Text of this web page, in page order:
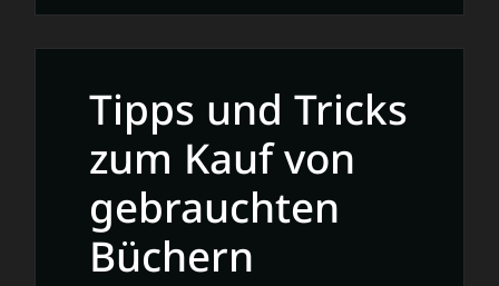
und
Tricks
Bücher
gebraucht
kaufen:
Nachhaltig
Lesevergnügen
Tipps und Tricks
zum Kauf von
gebrauchten
Büchern